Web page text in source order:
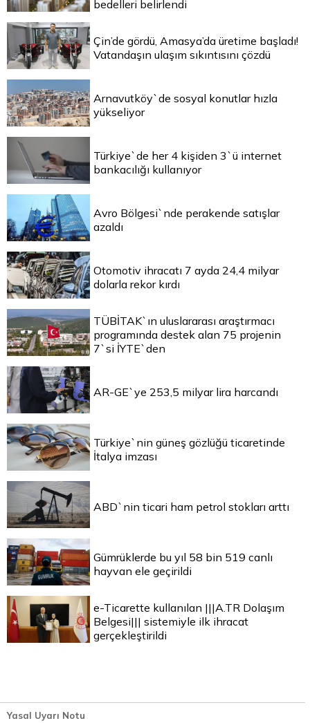
bedelleri belirlendi
Çin’de gördü, Amasya’da üretime başladı!
Vatandaşın ulaşım sıkıntısını çözdü
Arnavutköy`de sosyal konutlar hızla
yükseliyor
Türkiye`de her 4 kişiden 3`ü internet
bankacılığı kullanıyor
Avro Bölgesi`nde perakende satışlar
azaldı
Otomotiv ihracatı 7 ayda 24,4 milyar
dolarla rekor kırdı
TÜBİTAK`ın uluslararası araştırmacı
programında destek alan 75 projenin
7`si İYTE`den
AR-GE`ye 253,5 milyar lira harcandı
Türkiye`nin güneş gözlüğü ticaretinde
İtalya imzası
ABD`nin ticari ham petrol stokları arttı
Gümrüklerde bu yıl 58 bin 519 canlı
hayvan ele geçirildi
e-Ticarette kullanılan |||A.TR Dolaşım
Belgesi||| sistemiyle ilk ihracat
gerçekleştirildi
Yasal Uyarı Notu